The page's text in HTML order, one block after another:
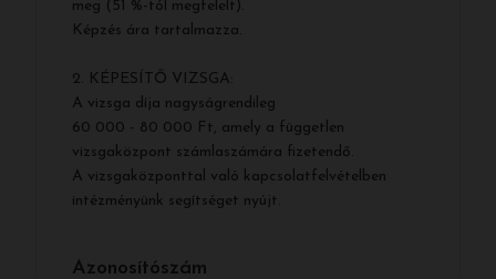
meg (51 %-tól megfelelt).
Képzés ára tartalmazza.
2. KÉPESÍTŐ VIZSGA:
A vizsga díja nagyságrendileg
60 000 - 80 000 Ft, amely a független
vizsgaközpont számlaszámára fizetendő.
A vizsgaközponttal való kapcsolatfelvételben
intézményünk segítséget nyújt.
Azonosítószám